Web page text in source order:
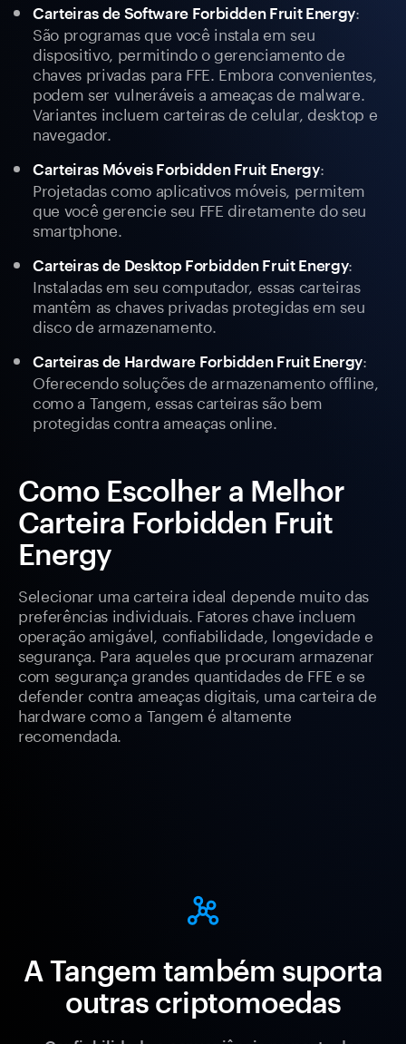
Carteiras de Software Forbidden Fruit Energy:
São programas que você instala em seu
dispositivo, permitindo o gerenciamento de
chaves privadas para FFE. Embora convenientes,
podem ser vulneráveis a ameaças de malware.
Variantes incluem carteiras de celular, desktop e
navegador.
Carteiras Móveis Forbidden Fruit Energy:
Projetadas como aplicativos móveis, permitem
que você gerencie seu FFE diretamente do seu
smartphone.
Carteiras de Desktop Forbidden Fruit Energy:
Instaladas em seu computador, essas carteiras
mantêm as chaves privadas protegidas em seu
disco de armazenamento.
Carteiras de Hardware Forbidden Fruit Energy:
Oferecendo soluções de armazenamento offline,
como a Tangem, essas carteiras são bem
protegidas contra ameaças online.
Como Escolher a Melhor
Carteira Forbidden Fruit
Energy
Selecionar uma carteira ideal depende muito das
preferências individuais. Fatores chave incluem
operação amigável, confiabilidade, longevidade e
segurança. Para aqueles que procuram armazenar
com segurança grandes quantidades de FFE e se
defender contra ameaças digitais, uma carteira de
hardware como a Tangem é altamente
recomendada.
A Tangem também suporta
outras criptomoedas